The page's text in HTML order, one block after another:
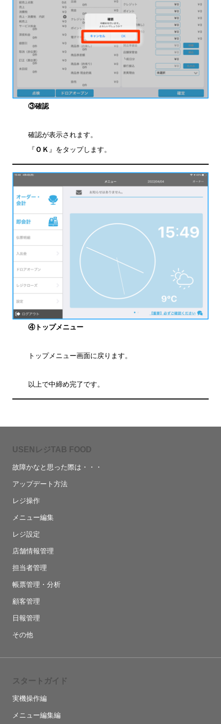
③確認
確認が表示されます。
『 ＯＫ』をタップします。
④トップメニュー
トップメニュー画面に戻ります。
以上で中締め完了です。
USENレジTAB FOOD
故障かなと思った際は・・・
アップデート方法
レジ操作
メニュー編集
レジ設定
店舗情報管理
担当者管理
帳票管理・分析
顧客管理
日報管理
その他
スタートガイド
実機操作編
メニュー編集編